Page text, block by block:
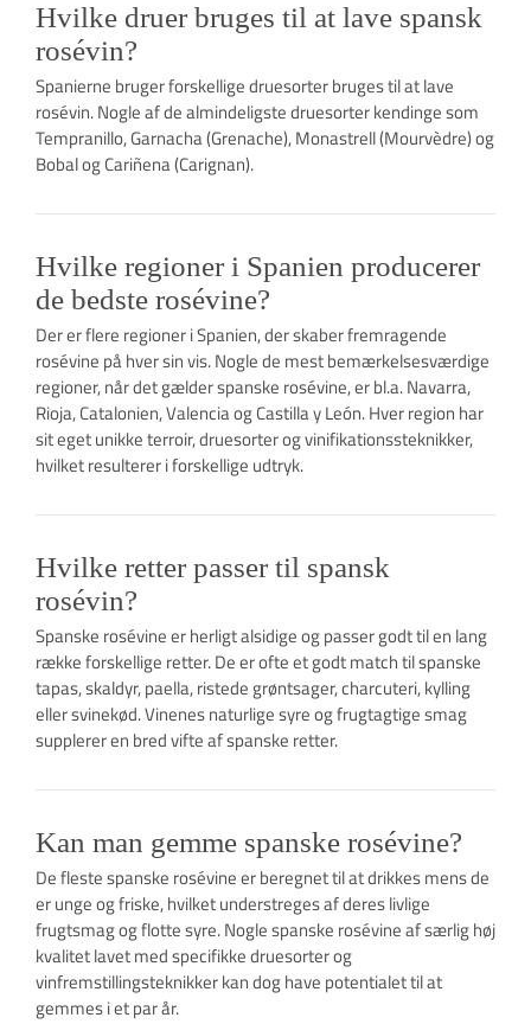
Hvilke druer bruges til at lave spansk
rosévin?
Spanierne bruger forskellige druesorter bruges til at lave
rosévin. Nogle af de almindeligste druesorter kendinge som
Tempranillo, Garnacha (Grenache), Monastrell (Mourvèdre) og
Bobal og Cariñena (Carignan).
Hvilke regioner i Spanien producerer
de bedste rosévine?
Der er flere regioner i Spanien, der skaber fremragende
rosévine på hver sin vis. Nogle de mest bemærkelsesværdige
regioner, når det gælder spanske rosévine, er bl.a. Navarra,
Rioja, Catalonien, Valencia og Castilla y León. Hver region har
sit eget unikke terroir, druesorter og vinifikationssteknikker,
hvilket resulterer i forskellige udtryk.
Hvilke retter passer til spansk
rosévin?
Spanske rosévine er herligt alsidige og passer godt til en lang
række forskellige retter. De er ofte et godt match til spanske
tapas, skaldyr, paella, ristede grøntsager, charcuteri, kylling
eller svinekød. Vinenes naturlige syre og frugtagtige smag
supplerer en bred vifte af spanske retter.
Kan man gemme spanske rosévine?
De fleste spanske rosévine er beregnet til at drikkes mens de
er unge og friske, hvilket understreges af deres livlige
frugtsmag og flotte syre. Nogle spanske rosévine af særlig høj
kvalitet lavet med specifikke druesorter og
vinfremstillingsteknikker kan dog have potentialet til at
gemmes i et par år.